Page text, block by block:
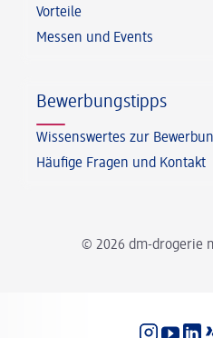
© 2026 dm-drogerie
Vorteile
Messen und Events
Bewerbungstipps
Wissenswertes zur
Häufige Fragen und Kontakt